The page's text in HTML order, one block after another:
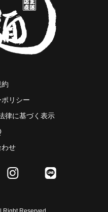
リシー
律に基づく表示
わせ